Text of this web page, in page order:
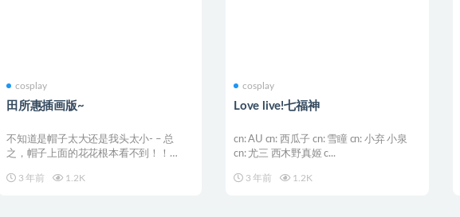
cosplay
田所惠插画版~
不知道是帽子太大还是我头太小- – 总
之，帽子上面的花花根本看不到！！
3 年前
1.2K
cosplay
Love live!七福神
cn: AU cn: 西瓜子 cn: 雪瞳 cn: 小弃 小泉
cn: 尤三 西木野真姬 c...
3 年前 1.2K